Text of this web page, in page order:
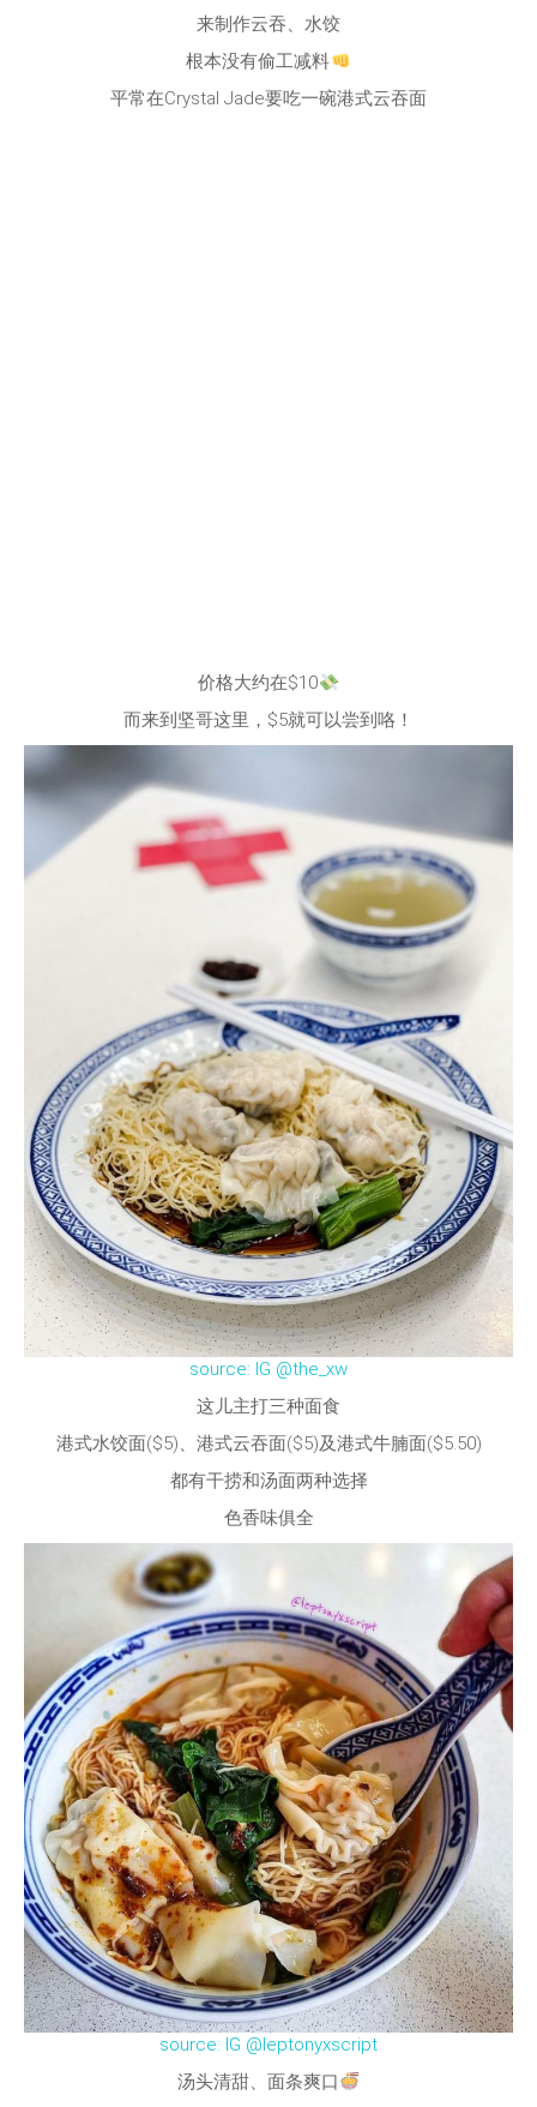
来制作云吞、水饺
根本没有偷工减料
平常在Crystal Jade要吃一碗港式云吞面
价格大约在$10
而来到坚哥这里，$5就可以尝到咯！
source: IG @the_xw
这儿主打三种面食
港式水饺面($5)、港式云吞面($5)及港式牛腩面($5.50)
都有干捞和汤面两种选择
色香味俱全
source: IG @leptonyxscript
汤头清甜、面条爽口